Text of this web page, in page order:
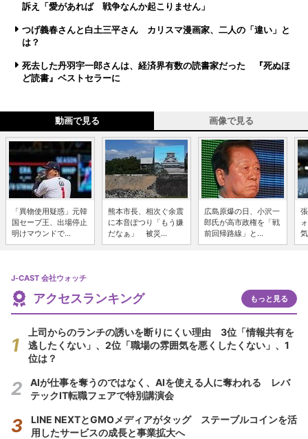
訴え「愛があれば 戦争なんか起こりません」
つげ義春さんと白土三平さん カリスマ漫画家、二人の「違い」と
は？
死去した丹羽宇一郎さんは、経済界有数の読書家だった 『死ぬほ
ど読書』ベストセラーに
動画で見る 画像で見る
「異物使用疑惑」元韓
国セーブ王、出場停止
明けマウンドで...
熊本市長、相次ぐ余震
に本音ぽつり「もう嫌
だなぁ」 被災...
広島原爆の日、小沢一
郎氏が高市政権を「戦
前回帰路線」と...
J-CAST 会社ウォッチ
アクセスランキング もっと見る
上司からのランチの誘いを断りにくい理由 3位「情報共有を
逃したくない」、2位「職場の雰囲気を悪くしたくない」、1
位は？
AIが仕事を奪うのではなく、AIを使える人に奪われる レバ
テックIT転職フェアで特別講演会
LINE NEXTとGMOメディアがタッグ ステーブルコインを活
用したサービスの成長と事業拡大へ